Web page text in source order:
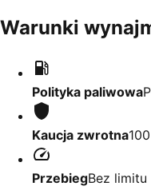
Warunki
Polityka paliwowa
Kaucja zwrotna
PrzebiegBez